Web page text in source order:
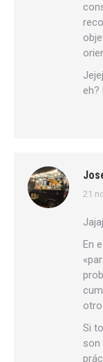
eh?
21
En
Si
son